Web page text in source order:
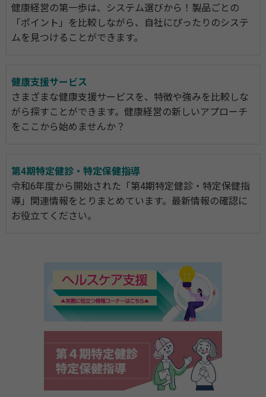
健康経営の第一歩は、システム選びから！製品ごとの
「ポイント」を比較しながら、自社にぴったりのシステ
ムを見つけることができます。
健康支援サービス
さまざまな健康支援サービスを、特徴や強みを比較しな
がら探すことができます。健康経営の新しいアプローチ
をここから始めませんか？
第4期特定健診・特定保健指導
令和6年度から開始された「第4期特定健診・特定保健指
導」関連情報をとりまとめています。最新情報の確認に
お役立てください。